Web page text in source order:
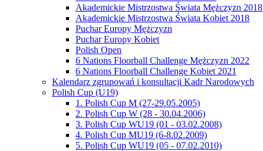
Akademickie Mistrzostwa Świata Mężczyzn 2018
Akademickie Mistrzostwa Świata Kobiet 2018
Puchar Europy Mężczyzn
Puchar Europy Kobiet
Polish Open
6 Nations Floorball Challenge Mężczyzn 2022
6 Nations Floorball Challenge Kobiet 2021
Kalendarz zgrupowań i konsultacji Kadr Narodowych
Polish Cup (U19)
1. Polish Cup M (27-29.05.2005)
2. Polish Cup W (28 - 30.04.2006)
3. Polish Cup WU19 (01 - 03.02.2008)
4. Polish Cup MU19 (6-8.02.2009)
5. Polish Cup WU19 (05 - 07.02.2010)